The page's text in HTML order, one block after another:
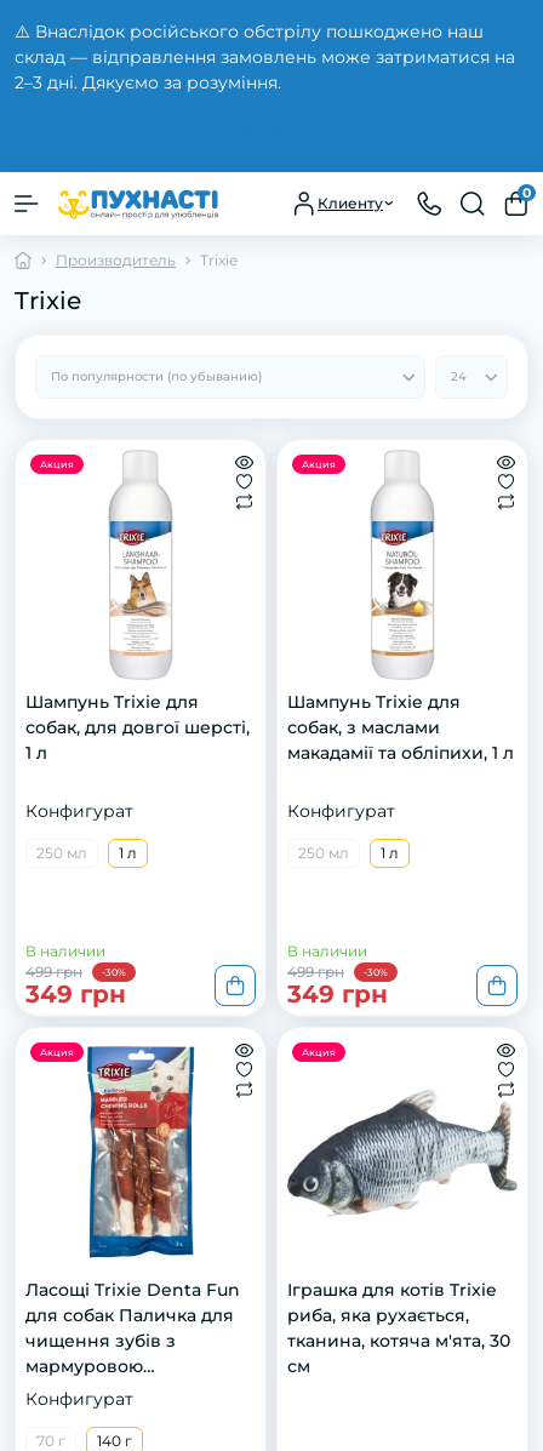
⚠️ Внаслідок російського обстрілу пошкоджено наш
склад — відправлення замовлень може затриматися на
2–3 дні. Дякуємо за розуміння.
Клиенту
0
Производитель Trixie
Trixie
Акция
Шампунь Trixie для
собак, для довгої шерсті,
1 л
Конфигурат
250 мл 1 л
В наличии
499 грн
-30%
349 грн
Акция
Шампунь Trixie для
собак, з маслами
макадамії та обліпихи, 1 л
Конфигурат
250 мл 1 л
В наличии
499 грн
-30%
349 грн
Акция
Ласощі Trixie Denta Fun
для собак Паличка для
чищення зубів з
мармуровою
яловичиною 17 см 140 г 3
Конфигурат
70 г 140 г
Акция
Іграшка для котів Trixie
риба, яка рухається,
тканина, котяча м'ята, 30
см